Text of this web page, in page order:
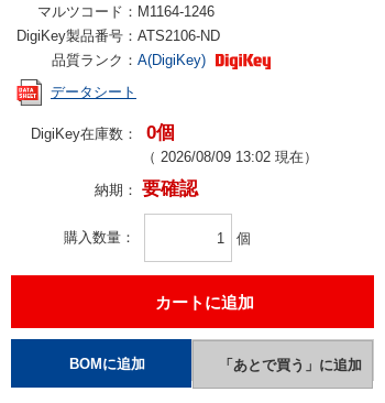
マルツコード： M1164-1246
DigiKey製品番号： ATS2106-ND
品質ランク： A(DigiKey)
データシート
DigiKey在庫数： 0個
（ 2026/08/09 13:02 現在）
納期： 要確認
購入数量 個